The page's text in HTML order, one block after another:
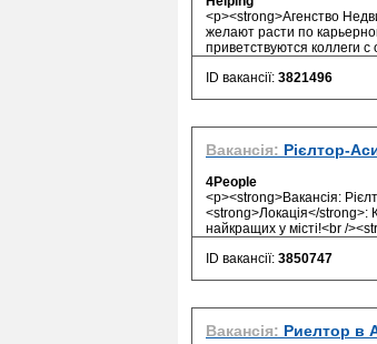
<p><strong>Агенство
желают расти по
приветствуются коллеги
ID вакансії: 3821496
Вакансія: Рієлтор-
4People
<p><strong>Вакансія:
<strong>Локація</strong>:
найкращих у місті!<br /
ID вакансії: 3850747
Вакансія: Риелтор в